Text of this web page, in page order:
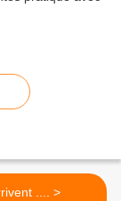
Ils arrivent .... >